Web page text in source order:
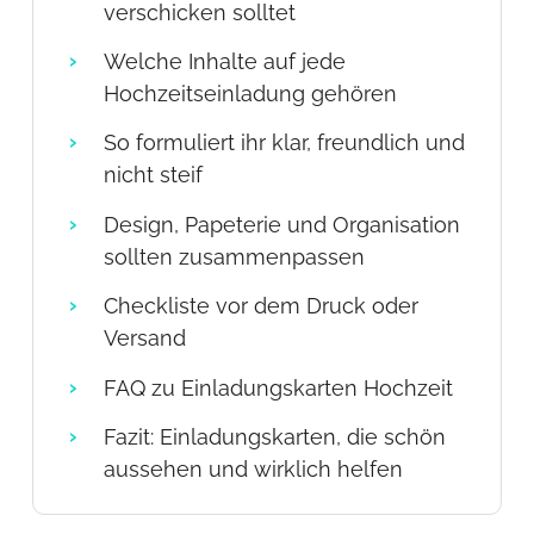
verschicken solltet
Welche Inhalte auf jede
Hochzeitseinladung gehören
So formuliert ihr klar, freundlich und
nicht steif
Design, Papeterie und Organisation
sollten zusammenpassen
Checkliste vor dem Druck oder
Versand
FAQ zu Einladungskarten Hochzeit
Fazit: Einladungskarten, die schön
aussehen und wirklich helfen